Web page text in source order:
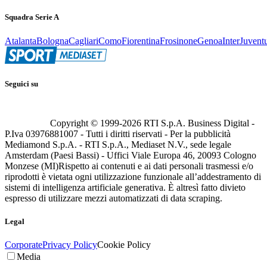
Squadra Serie A
AtalantaBolognaCagliariComoFiorentinaFrosinoneGenoaInter
Seguici su
Copyright © 1999-2026 RTI S.p.A. Business Digital -
P.Iva 03976881007 - Tutti i diritti riservati - Per la pubblicità
Mediamond S.p.A. - RTI S.p.A., Mediaset N.V., sede legale
Amsterdam (Paesi Bassi) - Uffici Viale Europa 46, 20093 Cologno
Monzese (MI)Rispetto ai contenuti e ai dati personali trasmessi e/o
riprodotti è vietata ogni utilizzazione funzionale all’addestramento di
sistemi di intelligenza artificiale generativa. È altresì fatto divieto
espresso di utilizzare mezzi automatizzati di data scraping.
Legal
CorporatePrivacy PolicyCookie Policy
Media